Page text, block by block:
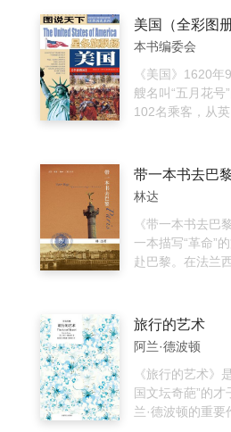
冲突与兴替，英
（苏）、美等强
大中东的掠夺和
中东各国谋求独
争与曲折——作
31国的经历、见
貌、水系、自然
旅游地理为纬，
国地理知识的诸
共分10册，选取
知识点，插配了
内容相关的精美
美丽与神奇。生
装帧设计，使广
取地理知识的同
位多角度的阅读
美国（全彩图
本书编委会
《美国》1620
艘名叫“五月花号
102名乘客，从
行了68天之后，
土地上建设新的
人在北美的移民
新的时代。
林达
《带一本书去巴
一本描写“革命”
赴巴黎。在法兰
术的盛筵，倾听
声，感悟着前人
成的思想和智
干浓厚的法国历
中，用大量的历
景，丰富了对艺
旅行的艺术
阿兰·德波顿
《旅行的艺术》
国文坛奇葩”的才
兰·德波顿的重要